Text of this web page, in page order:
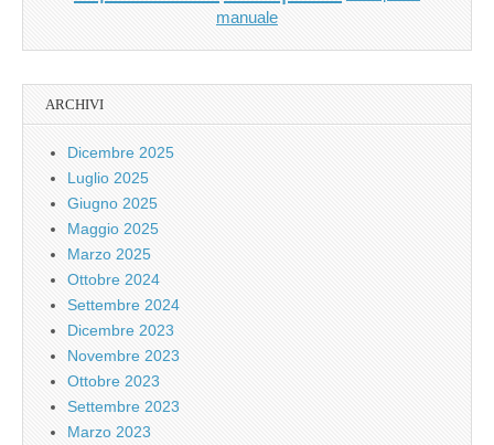
manuale
ARCHIVI
Dicembre 2025
Luglio 2025
Giugno 2025
Maggio 2025
Marzo 2025
Ottobre 2024
Settembre 2024
Dicembre 2023
Novembre 2023
Ottobre 2023
Settembre 2023
Marzo 2023